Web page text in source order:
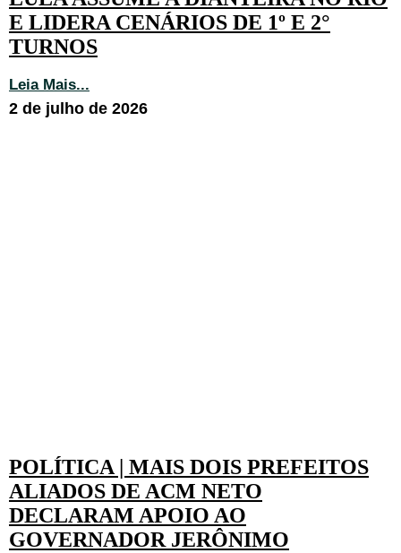
E LIDERA CENÁRIOS DE 1º E 2°
TURNOS
Leia Mais...
2 de julho de 2026
POLÍTICA | MAIS DOIS PREFEITOS
ALIADOS DE ACM NETO
DECLARAM APOIO AO
GOVERNADOR JERÔNIMO